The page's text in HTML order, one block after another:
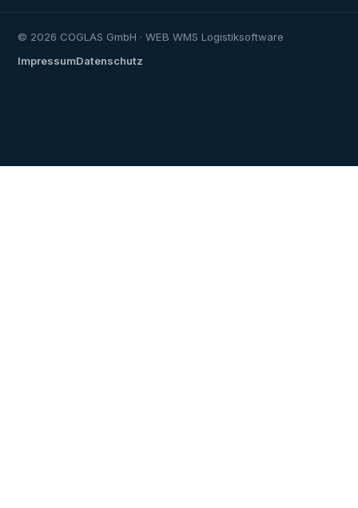
© 2026 COGLAS GmbH · WEB WMS Logistiksoftware
ImpressumDatenschutz